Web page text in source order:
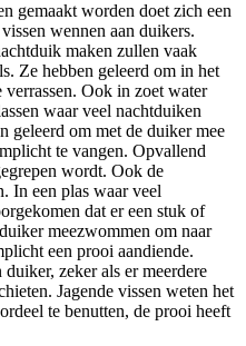
gemaakt worden doet zich een
wennen aan duikers.
maken zullen vaak
Ze hebben geleerd om in het
Ook in zoet water
waar veel nachtduiken
geleerd om met de duiker mee
te vangen. Opvallend
wordt. Ook de
In een plas waar veel
dat er een stuk of
meezwommen om naar
een prooi aandiende.
zeker als er meerdere
Jagende vissen weten het
te benutten, de prooi heeft